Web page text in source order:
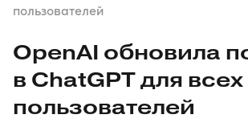
пользователей
OpenAI обновила
в ChatGPT для всех
пользователей